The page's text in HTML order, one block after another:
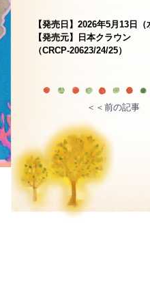
【発売日】2026年5月13日
【発売元】日本クラウン
（CRCP-20623/24/25）
＜＜前の記事